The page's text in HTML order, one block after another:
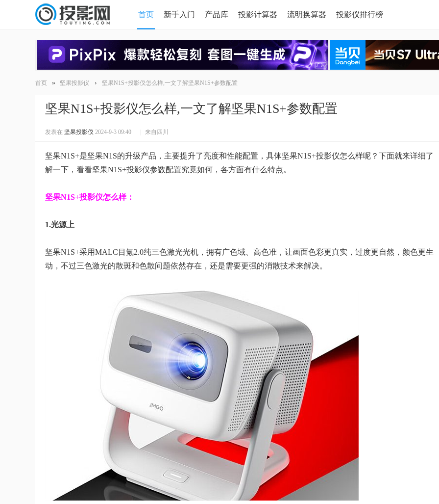
首页 新手入门 产品库 投影计算器 流明换算器 投影仪排行榜
首页 » 坚果投影仪 › 坚果N1S+投影仪怎么样,一文了解坚果N1S+参数配置
坚果N1S+投影仪怎么样,一文了解坚果N1S+参数配置
发表在 坚果投影仪 2024-9-3 09:40 来自四川
坚果N1S+是坚果N1S的升级产品，主要提升了亮度和性能配置，具体坚果N1S+投影仪怎么样呢？下面就来详细了
解一下，看看坚果N1S+投影仪参数配置究竟如何，各方面有什么特点。
坚果N1S+投影仪怎么样：
1.光源上
坚果N1S+采用MALC目氪2.0纯三色激光光机，拥有广色域、高色准，让画面色彩更真实，过度更自然，颜色更生
动，不过三色激光的散斑和色散问题依然存在，还是需要更强的消散技术来解决。